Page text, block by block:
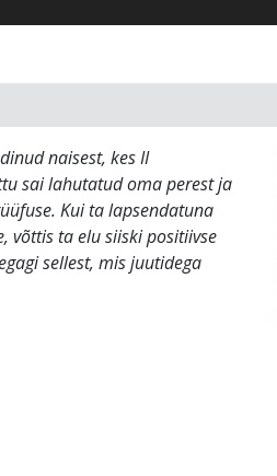
naisest, kes II
sai lahutatud oma perest ja
Kui ta lapsendatuna
võttis ta elu siiski positiivse
sellest, mis juutidega